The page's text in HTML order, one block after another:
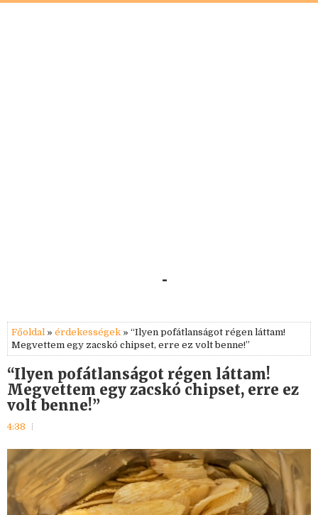
-
Főoldal » érdekességek » “Ilyen pofátlanságot régen láttam!
Megvettem egy zacskó chipset, erre ez volt benne!”
“Ilyen pofátlanságot régen láttam!
Megvettem egy zacskó chipset, erre ez
volt benne!”
4:38